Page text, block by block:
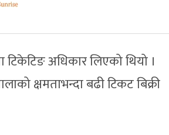
टिकेटिङ अधिकार लिएको थियो ।
क्षमताभन्दा बढी टिकट बिक्री